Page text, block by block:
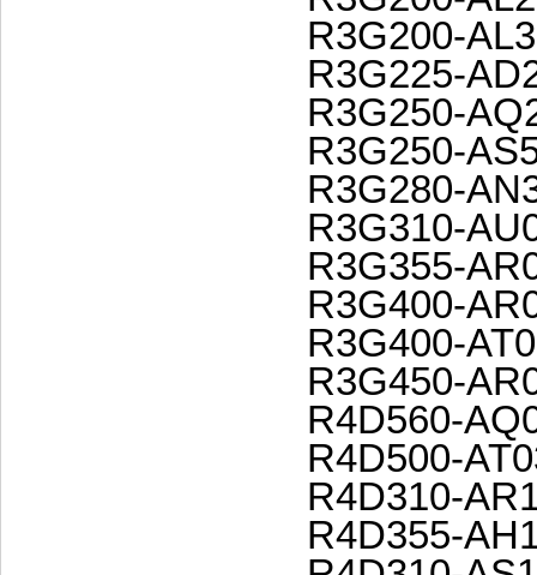
R3G200-
R3G225-
R3G250-
R3G250-
R3G280-
R3G310-
R3G355-
R3G400-
R3G400-
R3G450-
R4D560-
R4D500-
R4D310-
R4D355-